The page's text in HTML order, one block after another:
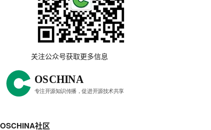
关注公众号获取更多信息
OSCHINA社区